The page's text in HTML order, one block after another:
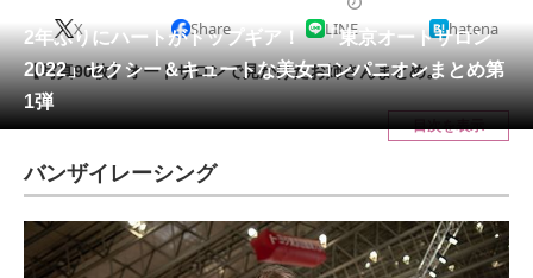
会員記事
メディア
注目記事を集めた総合ページ
ITの今と未来を見通す
スマホと通信の最新トレンド
2年ぶりにハートがトップギア！ 「東京オートサロン
2022」セクシー＆キュートな美女コンパニオンまとめ第
1弾
X Share LINE hatena
【写真90枚】オートサロンで見かけたお姉さんまとめ。
目次を表示
バンザイレーシング